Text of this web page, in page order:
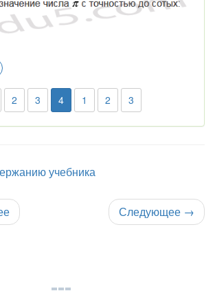
2 3 4 1 2 3
учебника
Следующее →